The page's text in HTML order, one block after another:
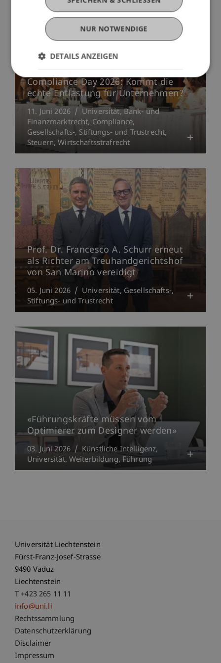
Compliance Day 2026: Kommt die
echte Entlastung für Unternehmen?
11. Juni 2026 Universität Bank- und
Finanzmarktrecht Compliance
Gesellschafts-, Stiftungs- und Trustrecht
Steuern Wirtschaftsstrafrecht
Prof. Dr. Francesco A. Schurr erneut
als Richter am Treuhandgerichtshof
von San Marino vereidigt
05. Juni 2026 Universität Gesellschafts-,
Stiftungs- und Trustrecht
«Führungskräfte müssen vom
Optimierer zum Designer werden»
03. Juni 2026
Künstliche Intelligenz
Universität Weiterbildung Führung
Universität Liechtenstein
Fürst-Franz-Josef-Strasse
9490 Vaduz
Liechtenstein
T +423 265 11 11
info@uni.li
Fußzeile Rechtliche Hinweise
Rechtssammlung
Datenschutzerklärung
Disclaimer
Impressum
NUR NOTWENDIGE
DETAILS ANZEIGEN